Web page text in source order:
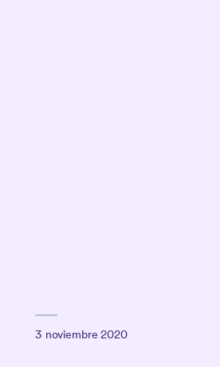
3 noviembre 2020